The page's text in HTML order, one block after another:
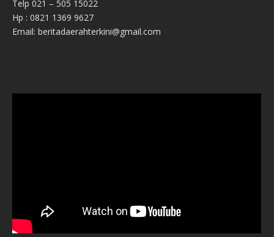
Telp 021 – 505 15022
Hp : 0821 1369 9627
Email: beritadaerahterkini@gmail.com